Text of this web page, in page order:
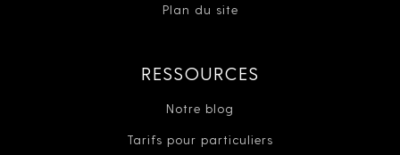
Plan du site
RESSOURCES
Notre blog
Tarifs pour particuliers